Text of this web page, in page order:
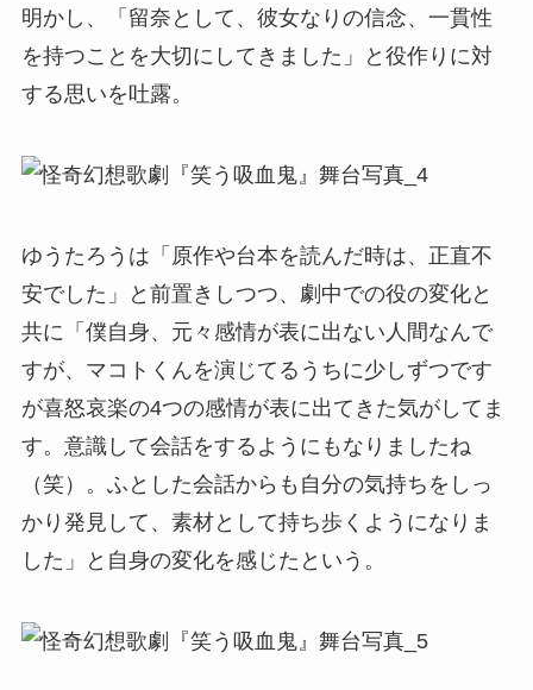
明かし、「留奈として、彼女なりの信念、一貫性
を持つことを大切にしてきました」と役作りに対
する思いを吐露。
ゆうたろうは「原作や台本を読んだ時は、正直不
安でした」と前置きしつつ、劇中での役の変化と
共に「僕自身、元々感情が表に出ない人間なんで
すが、マコトくんを演じてるうちに少しずつです
が喜怒哀楽の4つの感情が表に出てきた気がしてま
す。意識して会話をするようにもなりましたね
（笑）。ふとした会話からも自分の気持ちをしっ
かり発見して、素材として持ち歩くようになりま
した」と自身の変化を感じたという。